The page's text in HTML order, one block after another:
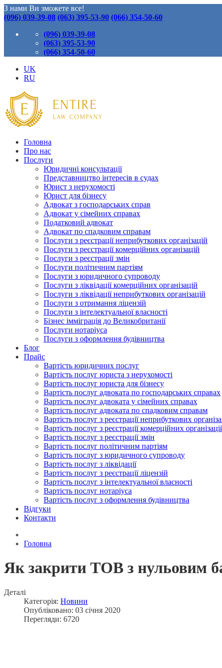
З нами Ви зможете все!
(096) 039-39-08 (063) 395-53-90 (066) 354-50-60
(096) 039-39-08
(063) 395-53-90
(066) 354-50-60
UK
RU
Головна
Про нас
Послуги
Юридичні консультації
Представництво інтересів в судах
Юрист з нерухомості
Юрист для бізнесу
Адвокат з господарських справ
Адвокат у сімейних справах
Податковий адвокат
Адвокат по спадковим справам
Послуги з реєстрації неприбуткових організацій
Послуги з реєстрації комерційних організацій
Послуги з реєстрації змін
Послуги політичним партіям
Послуги з юридичного супроводу
Послуги з ліквідації комерційних організацій
Послуги з ліквідації неприбуткових організацій
Послуги з отримання ліцензій
Послуги з інтелектуальної власності
Бізнес імміграція до Великобританії
Послуги нотаріуса
Послуги з оформлення будівництва
Блог
Прайс
Вартість юридичних послуг
Вартість послуг юриста з нерухомості
Вартість послуг юриста для бізнесу
Вартість послуг адвоката по господарських справах
Вартість послуг адвоката у сімейних справах
Вартість послуг адвоката по спадковим справам
Вартість послуг з реєстрації неприбуткових
Вартість послуг з реєстрації комерційних
Вартість послуг з реєстрації змін
Вартість послуг політичним партіям
Вартість послуг з юридичного супроводу
Вартість послуг з ліквідації
Вартість послуг з реєстрації ліцензій
Вартість послуг з інтелектуальної власності
Вартість послуг нотаріуса
Вартість послуг з оформлення будівництва
Відгуки
Контакти
Головна
Як закрити ТОВ з нульовим
Деталі
Категорія: Новини
Опубліковано: 03 січня 2020
Перегляди: 6720